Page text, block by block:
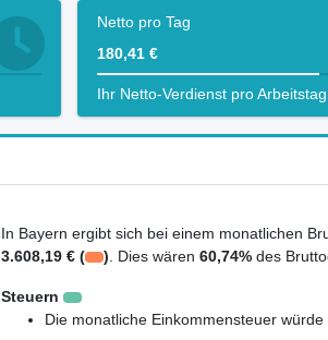
Netto pro Tag
180,41 €
Ihr Netto-Verdienst pro
In Bayern ergibt sich bei einem monatlichen
3.608,19 € (
) . Dies wären60,74% des
Steuern
Die monatliche Einkommensteuer würde